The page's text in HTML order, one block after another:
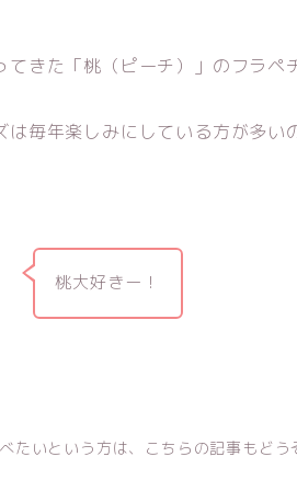
てきた「桃（ピーチ）」のフラペ
は毎年楽しみにしている方が多い
桃大好きー！
たいという方は、こちらの記事もどう